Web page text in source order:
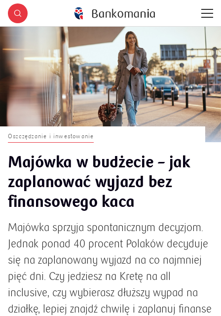
Oszczędzanie i inwestowanie
Majówka w budżecie – jak
zaplanować wyjazd bez
finansowego kaca
Majówka sprzyja spontanicznym decyzjom.
Jednak ponad 40 procent Polaków decyduje
się na zaplanowany wyjazd na co najmniej
pięć dni. Czy jedziesz na Kretę na all
inclusive, czy wybierasz dłuższy wypad na
działkę, lepiej znajdź chwilę i zaplanuj finanse